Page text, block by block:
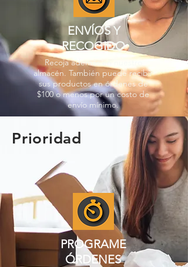
ENVÍOS Y
RECOGIDO
Recoja además en nuestro
almacén. También puede recibir
sus productos en órdenes de
$100 o menos por un costo de
envío mínimo.
Prioridad
PROGRAME
ÓRDENES